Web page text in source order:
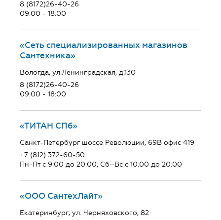
8 (8172)26-40-26
09:00 - 18:00
«Сеть специализированных магазинов
Сантехника»
Вологда, ул.Ленинградская, д.130
8 (8172)26-40-26
09:00 - 18:00
«ТИТАН СПб»
Санкт-Петербург шоссе Революции, 69В офис 419
+7 (812) 372-60-50
Пн-Пт с 9:00 до 20:00; Сб–Вс с 10:00 до 20:00
«ООО СантехЛайт»
Екатеринбург, ул. Черняховского, 82